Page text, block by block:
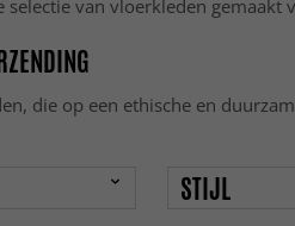
van vloerkleden
die op een ethische en
STIJL